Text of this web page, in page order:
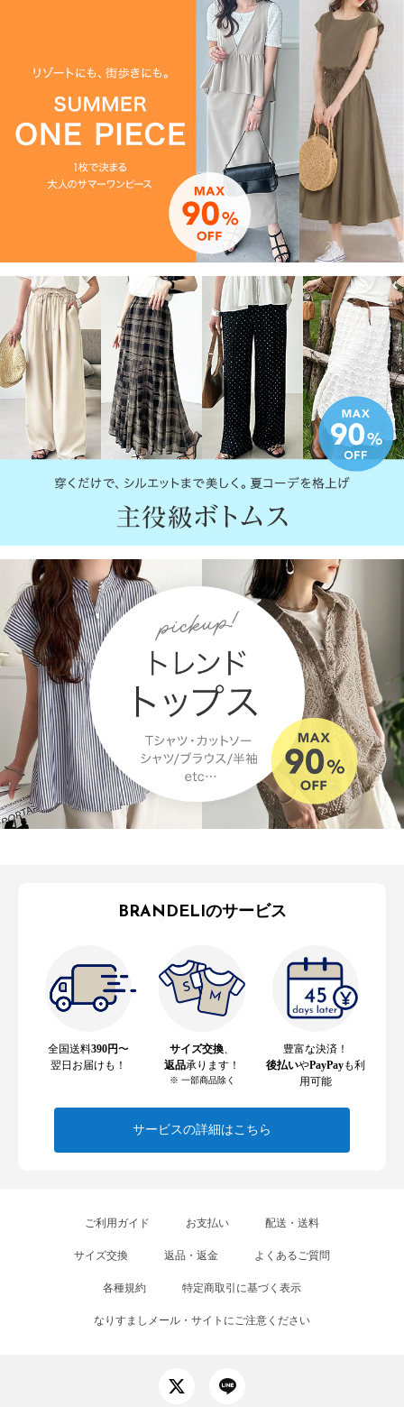
BRANDELIのサービス
全国送料390円〜
翌日お届けも！
サイズ交換
返品承ります！
※ 一部商品除く
豊富な決済！
後払いやPayPayも利
用可能
サービスの詳細はこちら
ご利用ガイド お支払い 配送・送料
サイズ交換 返品・返金 よくあるご質問
各種規約 特定商取引に基づく表示
なりすましメール・サイトにご注意ください